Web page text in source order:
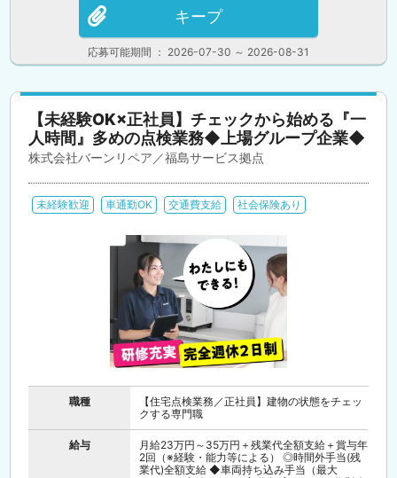
応募可能期間 ： 2026-07-30 ～ 2026-08-31
キープ
【未経験OK×正社員】チェックから始める『一
人時間』多めの点検業務◆上場グループ企業◆
株式会社バーンリペア／福島サービス拠点
未経験歓迎 車通勤OK 交通費支給 社会保険あり
職種
【住宅点検業務／正社員】建物の状態をチェッ
クする専門職
給与
月給23万円～35万円＋残業代全額支給＋賞与年
2回（※経験・能力等による） ◎時間外手当(残
業代)全額支給 ◆車両持ち込み手当（最大